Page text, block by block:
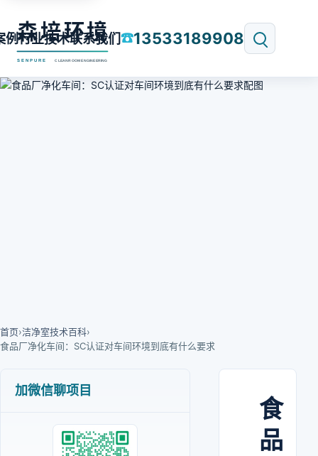
例行业技术联系我们☎13533189908
首页›洁净室技术百科›
食品厂净化车间：SC认证对车间环境到底有什么要求
加微信聊项目
食
品